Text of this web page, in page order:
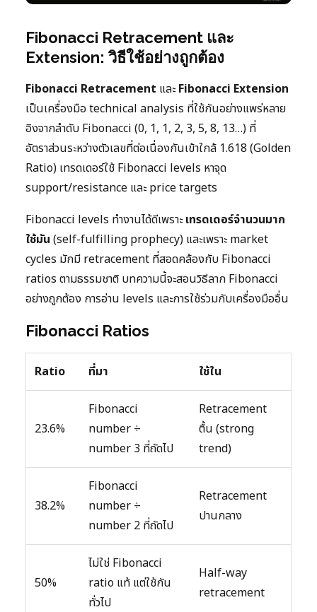
Fibonacci Retracement และ
Extension: วิธีใช้อย่างถูกต้อง
Fibonacci Retracement และFibonacci Extension
เป็นเครื่องมือ technical analysis ที่ใช้กันอย่างแพร่หลาย
อิงจากลำดับ Fibonacci (0, 1, 1, 2, 3, 5, 8, 13…) ที่
อัตราส่วนระหว่างตัวเลขที่ต่อเนื่องกันเข้าใกล้ 1.618 (Golden
Ratio) เทรดเดอร์ใช้ Fibonacci levels หาจุด
support/resistance และ price targets
Fibonacci levels ทำงานได้ดีเพราะเทรดเดอร์จำนวนมาก
ใช้มัน (self-fulfilling prophecy) และเพราะ market
cycles มักมี retracement ที่สอดคล้องกับ Fibonacci
ratios ตามธรรมชาติ บทความนี้จะสอนวิธีลาก Fibonacci
อย่างถูกต้อง การอ่าน levels และการใช้ร่วมกับเครื่องมืออื่น
Fibonacci Ratios
Ratio ที่มา ใช้ใน
23.6%
Fibonacci
number ÷
number 3 ที่ถัดไป
Retracement
ตื้น (strong
trend)
38.2%
Fibonacci
number ÷
number 2 ที่ถัดไป
Retracement
ปานกลาง
50%
ไม่ใช่ Fibonacci
ratio แท้ แต่ใช้กัน
ทั่วไป
Half-way
retracement